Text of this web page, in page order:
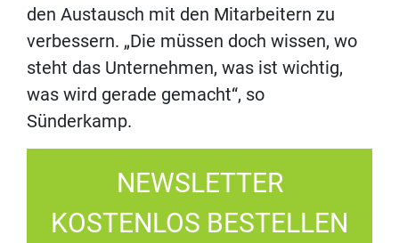
den Austausch mit den Mitarbeitern zu
verbessern. „Die müssen doch wissen, wo
steht das Unternehmen, was ist wichtig,
was wird gerade gemacht“, so
Sünderkamp.
NEWSLETTER
KOSTENLOS BESTELLEN